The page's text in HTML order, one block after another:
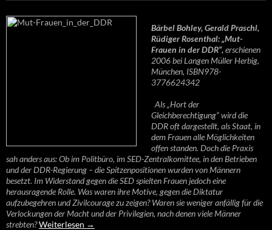
Bärbel Bohley, Gerald Praschl,
Rüdiger Rosenthal: „Mut-
Frauen in der DDR“,erschienen
2006 bei Langen Müller Herbig,
München, ISBN978-
3776624342
Als „Hort der
Gleichberechtigung“ wird die
DDR oft dargestellt, als Staat, in
dem Frauen alle Möglichkeiten
offen standen. Doch die Praxis
sah anders aus: Ob im Politbüro, im SED-Zentralkomittee, in den Betrieben
und der DDR-Regierung – die Spitzenpositionen wurden von Männern
besetzt. Im Widerstand gegen die SED spielten Frauen jedoch eine
herausragende Rolle. Was waren ihre Motive, gegen die Diktatur
aufzubegehren und Zivilcourage zu zeigen? Waren sie weniger anfällig für die
Verlockungen der Macht und der Privilegien, nach denen viele Männer
strebten?Weiterlesen →